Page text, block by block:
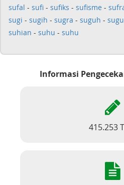
sufal - sufi - sufiks - sufisme -
sugi - sugih - sugra - suguh -
suhian - suhu - suhu
Informasi
415.253